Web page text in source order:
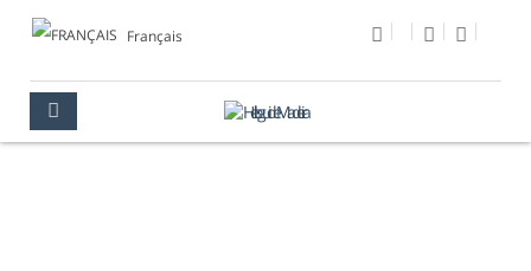
Français